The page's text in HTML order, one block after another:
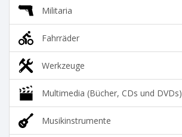
Militaria
Fahrräder
Werkzeuge
Multimedia (Bücher, CDs und DVDs)
Musikinstrumente